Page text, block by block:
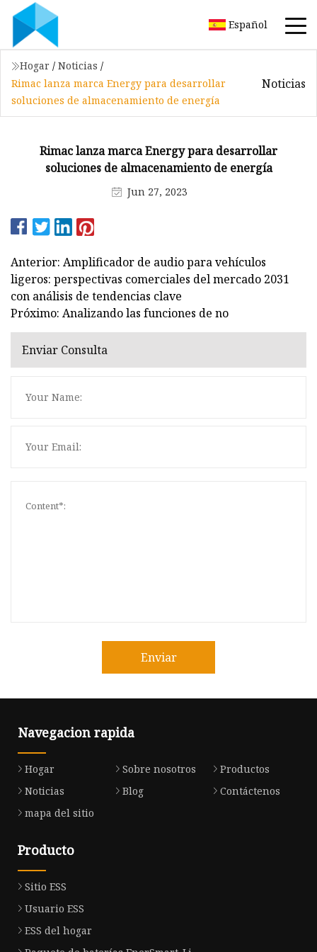
Español
Hogar / Noticias /
Rimac lanza marca Energy para desarrollar
soluciones de almacenamiento de energía
Noticias
Rimac lanza marca Energy para desarrollar
soluciones de almacenamiento de energía
Jun 27, 2023
Anterior: Amplificador de audio para vehículos
ligeros: perspectivas comerciales del mercado 2031
con análisis de tendencias clave
Próximo: Analizando las funciones de no
Enviar Consulta
Enviar
Navegacion rapida
Hogar Sobre nosotros
Productos
Noticias
Blog
Contáctenos
mapa del sitio
Producto
Sitio ESS
Usuario ESS
ESS del hogar